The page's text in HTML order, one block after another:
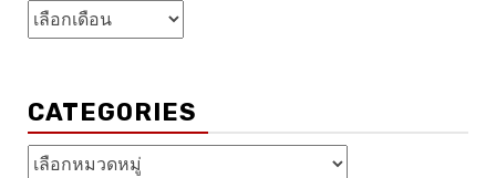
คลัง
เก็บ
CATEGORIES
Categories